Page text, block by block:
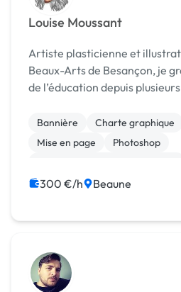
Louise Moussant
Artiste plasticienne et
Beaux-Arts de Besançon, je
de l’éducation depuis
plastiques ou de la citoyenneté
Bannière Charte graphique
Mise en page
Photoshop
Création ou conversion ebook
300 €/h Beaune